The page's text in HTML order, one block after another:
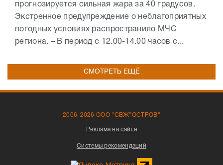
прогнозируется сильная жара за 40 градусов.
Экстренное предупреждение о неблагоприятных
погодных условиях распространило МЧС
региона. – В период с 12.00-14.00 часов с...
СМОТРЕТЬ ЕЩЁ
2006-2026 ООО "СВЖ"ОСТРОВ"
Реклама на сайте
Системы рекомендаций